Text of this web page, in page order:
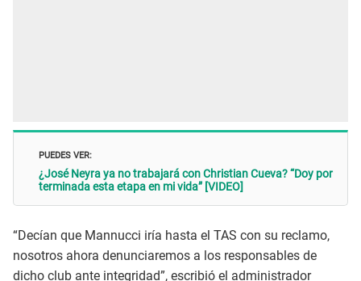
PUEDES VER:
¿José Neyra ya no trabajará con Christian Cueva? “Doy por
terminada esta etapa en mi vida” [VIDEO]
“Decían que Mannucci iría hasta el TAS con su reclamo,
nosotros ahora denunciaremos a los responsables de
dicho club ante integridad”, escribió el administrador